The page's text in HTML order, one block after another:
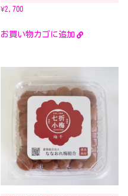
¥2,700
お買い物カゴに追加